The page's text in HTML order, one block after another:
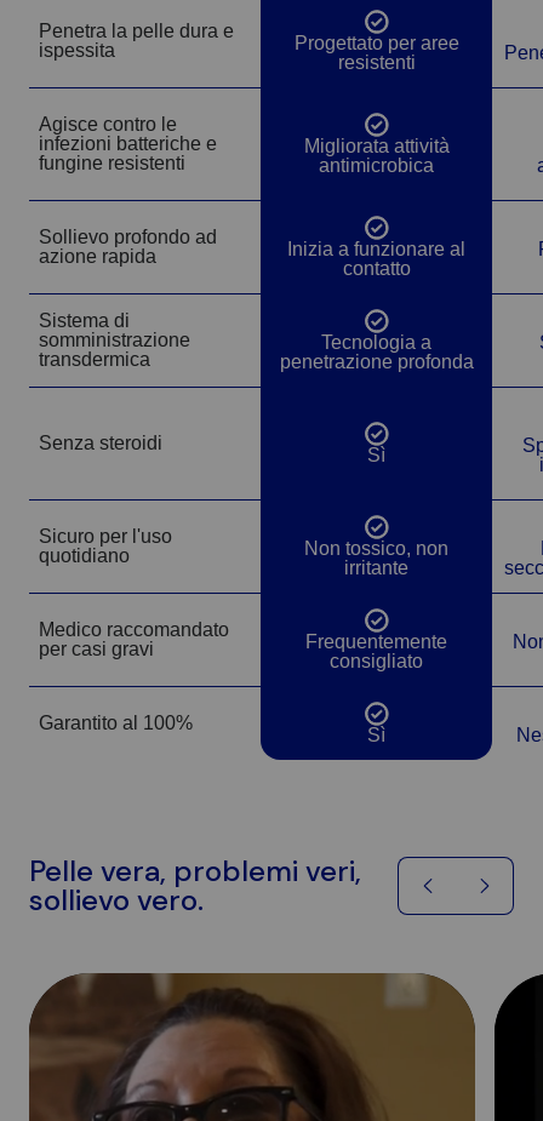
e del dolore entro le prime 24 ore dall'uso.
Europaea, fitosfingosina, citrato d'argento, squalano,
tocoferil acetato, tribehenina, olio vegetale.
Applicare uno strato sottile di
EMUAIDMAX
Riapplicare 3-4 volte al giorno o al
bisogno per un ulteriore sollievo
sintomatico.
Penetra la pelle dura e
ispessita
Sì
Progettato per aree
resistenti
Agisce contro le
infezioni batteriche e
fungine resistenti
Sì
Migliorata attività
antimicrobica
Sollievo profondo ad
azione rapida
Sì
Inizia a funzionare al
contatto
Sistema di
somministrazione
transdermica
Sì
Tecnologia a
penetrazione profonda
Senza steroidi Sì
Sì
Sicuro per l'uso
quotidiano
Sì
Non tossico, non
irritante
Medico raccomandato
per casi gravi
Sì
Frequentemente
consigliato
Garantito al 100% Sì
Sì
Pelle vera, problemi veri,
sollievo vero.